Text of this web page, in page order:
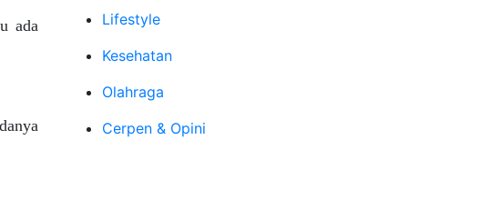
ada
Lifestyle
Kesehatan
Olahraga
Cerpen & Opini